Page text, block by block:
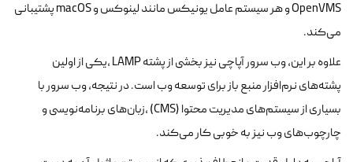
OpenVMS و هر سیستم عامل یونیکس مانند لینوکس و macOS پشتیبانی
می‌کند.
علاوه بر این، وب سرور آپاچی نیز بخشی از پشته LAMP ،یکی از اولین
پشته‌های نرم‌افزار منبع باز برای توسعه وب است. در نتیجه، وب سرور با
بسیاری از سیستم‌های مدیریت محتوا (CMS) ،زبان‌های برنامه‌نویسی و
چارچوب‌های وب نیز به خوبی کار می‌کند.